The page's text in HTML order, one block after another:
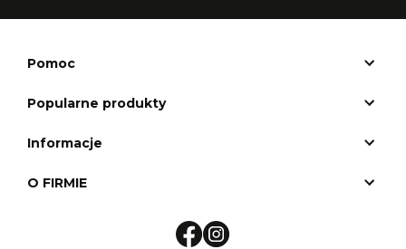
Pomoc
Popularne produkty
Informacje
O FIRMIE